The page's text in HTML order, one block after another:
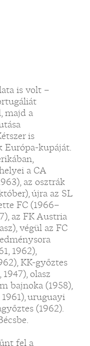
is volt –
majd a
is
Európa-kupáját.
a CA
az osztrák
újra az SL
FC (1966–
az FK Austria
végül az FC
1962),
KK-győztes
olasz
bajnoka (1958),
uruguayi
(1962).
fel a